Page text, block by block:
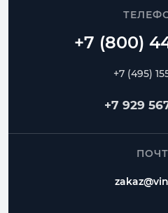
+7 (495)
+7 929